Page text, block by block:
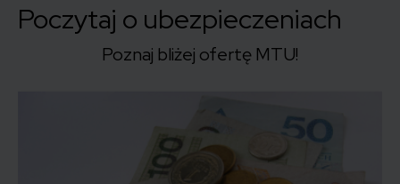
Poczytaj o ubezpieczeniach
Poznaj bliżej ofertę MTU!